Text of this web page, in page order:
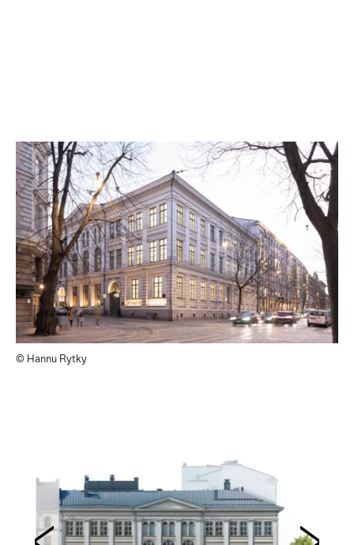
© Hannu Rytky